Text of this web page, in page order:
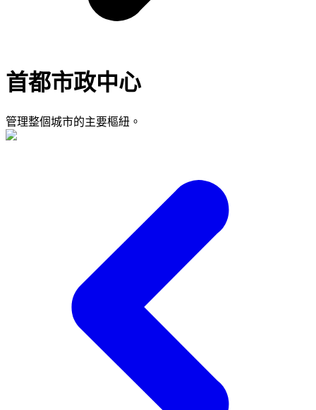
首都市政中心
管理整個城市的主要樞紐。